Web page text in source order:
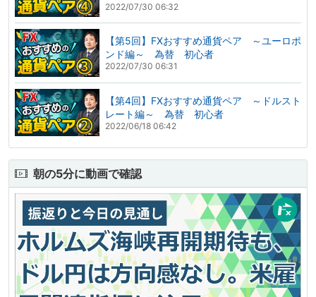
2022/07/30 06:32
【第5回】FXおすすめ通貨ペア ～ユーロポ
ンド編～ 為替 初心者
2022/07/30 06:31
【第4回】FXおすすめ通貨ペア ～ドルスト
レート編～ 為替 初心者
2022/06/18 06:42
朝の5分に動画で確認